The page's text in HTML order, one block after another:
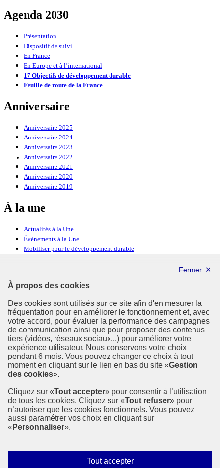
À propos des cookies
Des cookies sont utilisés sur ce site afin d'en mesurer la
fréquentation pour en améliorer le fonctionnement et, avec
votre accord, pour évaluer la performance des campagnes
de communication ainsi que pour proposer des contenus
tiers (vidéos, réseaux sociaux...) pour améliorer votre
expérience utilisateur. Nous conservons votre choix
pendant 6 mois. Vous pouvez changer ce choix à tout
moment en cliquant sur le lien en bas du site «Gestion
des cookies».
Cliquez sur «Tout accepter» pour consentir à l’utilisation
de tous les cookies. Cliquez sur «Tout refuser» pour
n’autoriser que les cookies fonctionnels. Vous pouvez
aussi paramétrer vos choix en cliquant sur
« Personnaliser».
Tout accepterAutoriser
Agenda 2030
Présentation
Dispositif de suivi
En France
En Europe et à l’international
17 Objectifs de développement durable
Feuille de route de la France
Anniversaire
Anniversaire 2025
Anniversaire 2024
Anniversaire 2023
Anniversaire 2022
Anniversaire 2021
Anniversaire 2020
Anniversaire 2019
À la une
Actualités à la Une
Événements à la Une
Mobiliser pour le développement durable
Ressources
Ressources
La Méth’ODD
Gouvernement
Ce site propose l’information de référence concernant l’Agenda
2030 et la feuille de route de la France. Il valorise la mobilisation de
tous les acteurs.
info.gouv.fr- ouvre une nouvelle fenêtre
service-public.fr - ouvre une nouvelle fenêtre
legifrance.gouv.fr- ouvre une nouvelle fenêtre
data.gouv.fr- ouvre une nouvelle fenêtre
Plan du site
Mentions légales